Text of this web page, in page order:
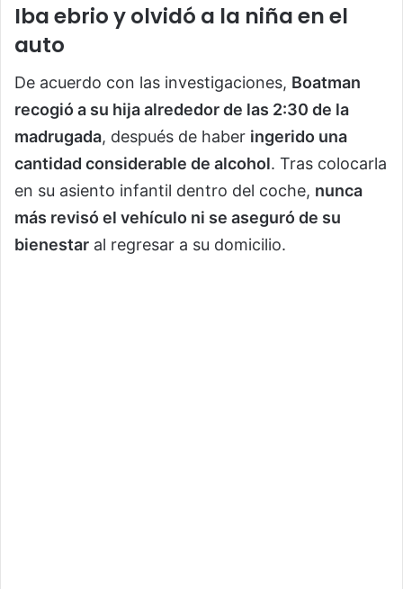
Iba ebrio y olvidó a la niña en el
auto
De acuerdo con las investigaciones, Boatman
recogió a su hija alrededor de las 2:30 de la
madrugada, después de haber ingerido una
cantidad considerable de alcohol. Tras colocarla
en su asiento infantil dentro del coche, nunca
más revisó el vehículo ni se aseguró de su
bienestar al regresar a su domicilio.